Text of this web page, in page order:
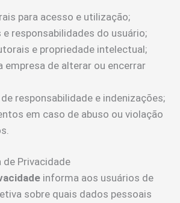
para acesso e utilização;
e responsabilidades do usuário;
e propriedade intelectual;
empresa de alterar ou encerrar
responsabilidade e indenizações;
em caso de abuso ou violação
de Privacidade
informa aos usuários de
sobre quais dados pessoais